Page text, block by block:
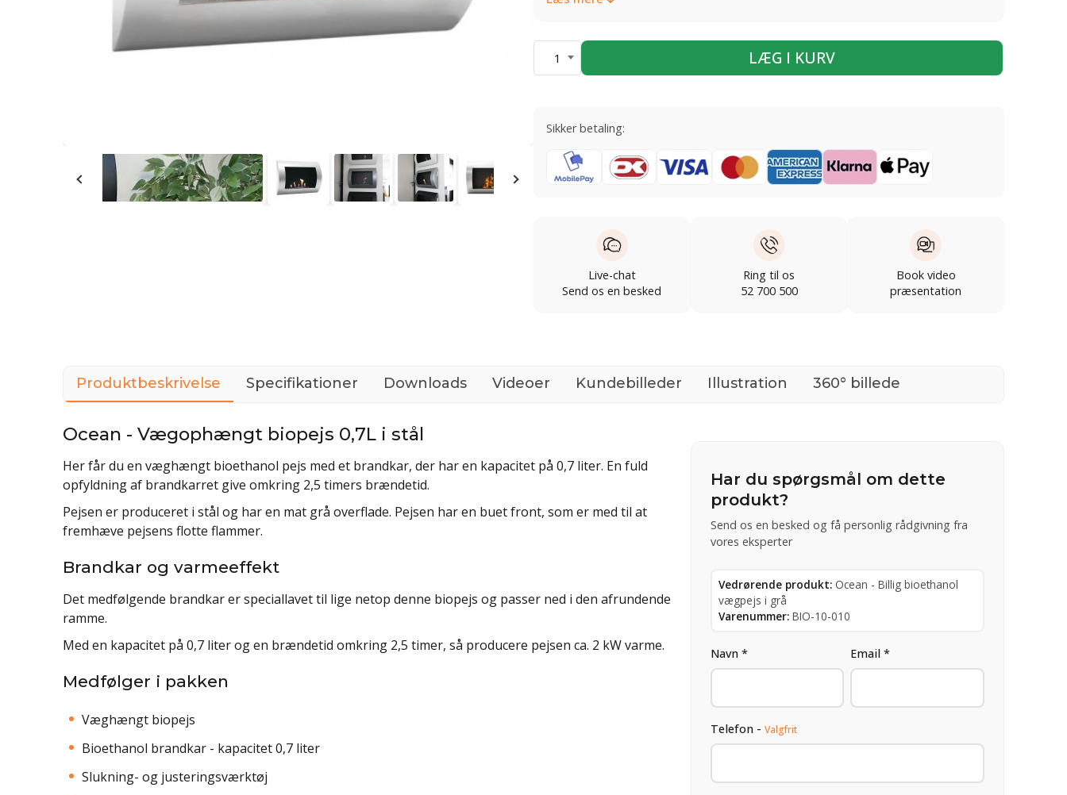
1 LÆG I KURV
Sikker betaling:
Live-chat
Send os en besked
Ring til os
52 700 500
Book video
præsentation
Produktbeskrivelse Specifikationer Downloads Videoer Kundebilleder Illustration 360° billede
Ocean - Vægophængt biopejs 0,7L i stål
Her får du en væghængt bioethanol pejs med et brandkar, der har en kapacitet på 0,7 liter. En fuld
opfyldning af brandkarret give omkring 2,5 timers brændetid.
Pejsen er produceret i stål og har en mat grå overflade. Pejsen har en buet front, som er med til at
fremhæve pejsens flotte flammer.
Brandkar og varmeeffekt
Det medfølgende brandkar er speciallavet til lige netop denne biopejs og passer ned i den afrundende
ramme.
Med en kapacitet på 0,7 liter og en brændetid omkring 2,5 timer, så producere pejsen ca. 2 kW varme.
Medfølger i pakken
Væghængt biopejs
Bioethanol brandkar - kapacitet 0,7 liter
Slukning- og justeringsværktøj
Har du spørgsmål om dette
produkt?
Send os en besked og få personlig rådgivning fra
vores eksperter
Vedrørende produkt: Ocean - Billig bioethanol
vægpejs i grå
Varenummer: BIO-10-010
Navn * Email *
Telefon - Valgfrit